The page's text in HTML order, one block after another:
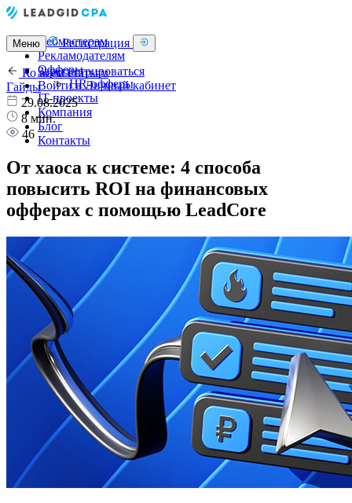
Вебмастерам
Рекламодателям
Офферы
HR-офферы
IT-проекты
Компания
Блог
Контакты
Меню Регистрация
Зарегистрироваться
Войти в Личный кабинет
Ко всем статьям
Гайды
29.08.2025
8 мин.
46
От хаоса к системе: 4 способа
повысить ROI на финансовых
офферах с помощью LeadCore